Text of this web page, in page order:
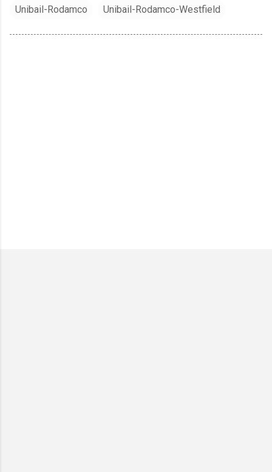
Unibail-Rodamco Unibail-Rodamco-Westfield